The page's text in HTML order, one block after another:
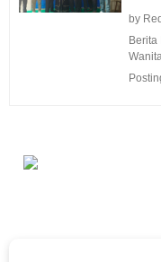
by
Berita
Wanita